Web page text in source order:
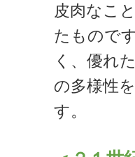
皮肉なこ
たもので
く、優れ
の多様性
す。